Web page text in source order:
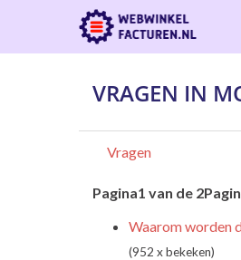
VRAGEN IN
Vragen
Pagina1 van de
Waarom worden
(952 x bekeken)